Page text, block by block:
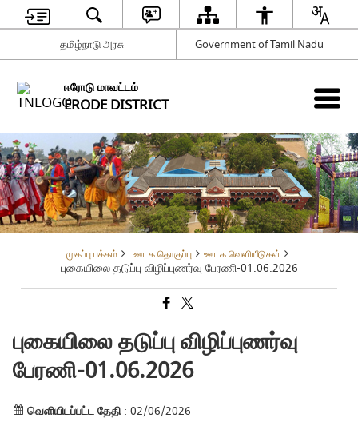
தமிழ்நாடு அரசு Government of Tamil Nadu
ஈரோடு மாவட்டம்
ERODE DISTRICT
முகப்பு பக்கம் ஊடக தொகுப்பு ஊடக வெளியீடுகள்
புகையிலை தடுப்பு விழிப்புணர்வு பேரணி-01.06.2026
புகையிலை தடுப்பு விழிப்புணர்வு
பேரணி-01.06.2026
வெளியிடப்பட்ட தேதி: 02/06/2026